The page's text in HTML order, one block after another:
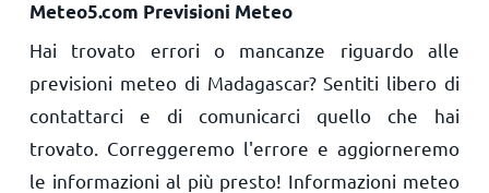
Meteo5.com Previsioni Meteo
Hai trovato errori o mancanze riguardo alle
previsioni meteo di Madagascar? Sentiti libero di
contattarci e di comunicarci quello che hai
trovato. Correggeremo l'errore e aggiorneremo
le informazioni al più presto! Informazioni meteo